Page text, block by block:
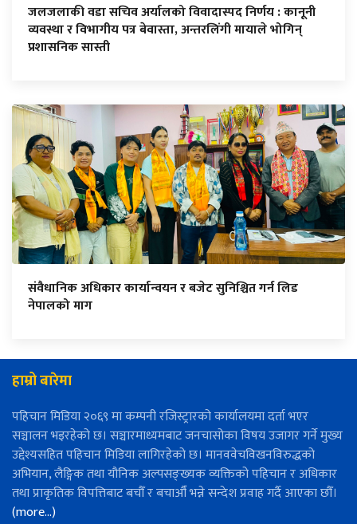
जलजलाकी वडा सचिव अर्यालको विवादास्पद निर्णय : कानूनी
व्यवस्था र विभागीय पत्र बेवास्ता, अन्तरलिंगी मायाले भोगिन्
प्रशासनिक सास्ती
संवैधानिक अधिकार कार्यान्वयन र बजेट सुनिश्चित गर्न लिड
नेपालको माग
हाम्रो बारेमा
पहिचान मिडिया २०६९ मा कम्पनी रजिस्ट्रारको कार्यालयमा दर्ता भएर
सञ्चालन भइरहेको छ। सञ्चारमाध्यमबाट जनचासोका विषय उजागर गर्ने मुख्य
उद्देश्यसहित पहिचान मिडिया लागिरहेको छ। मानववेचविखनविरुद्धको
अभियान, लैङ्गिक तथा यौनिक अल्पसङ्ख्यक व्यक्तिको पहिचान र अधिकार
तथा प्राकृतिक विपत्तिबाट बचौँ र बचाऔँ भन्ने सन्देश प्रवाह गर्दै आएका छौँ।
(more…)